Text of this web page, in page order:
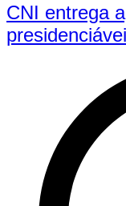
CNI entrega